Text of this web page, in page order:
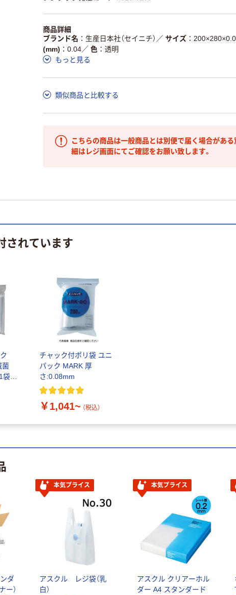
商品詳細
ブランド名
生産日本社（セイニチ） ／ サイズ 200×280×0.0
(mm)
0.04／ 色
透明
もっと見る
類似商品と比較する
こちらの商品は一般商品とは別便で届く場合があ
細はレジ画面にてご確認をお願い致します。
されています
菌
袋
チャック付ポリ袋 ユニ
パック MARK 厚
さ:0.08mm
￥1,041~ （税込）
ダ
ー）
本気プライス
アスクル レジ袋（乳
白）
本気プライス
アスクル クリアーホル
ダー A4 スタンダード